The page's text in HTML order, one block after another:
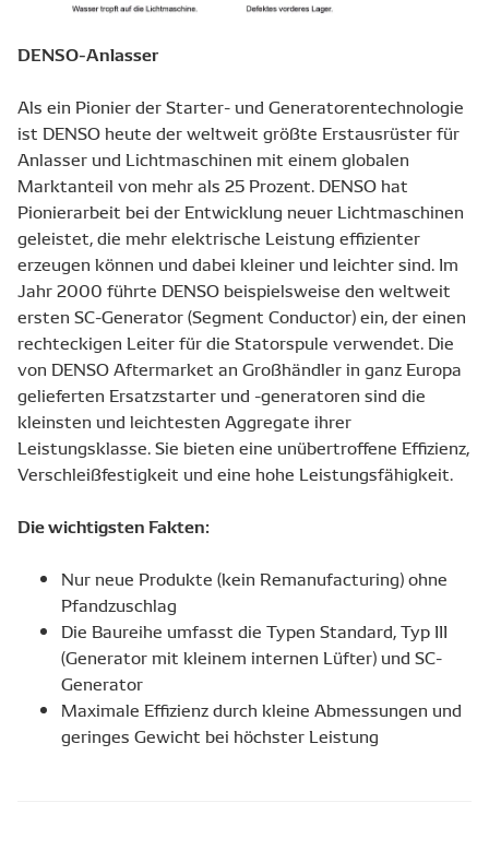
DENSO-Anlasser
Als ein Pionier der Starter- und Generatorentechnologie
ist DENSO heute der weltweit größte Erstausrüster für
Anlasser und Lichtmaschinen mit einem globalen
Marktanteil von mehr als 25 Prozent. DENSO hat
Pionierarbeit bei der Entwicklung neuer Lichtmaschinen
geleistet, die mehr elektrische Leistung effizienter
erzeugen können und dabei kleiner und leichter sind. Im
Jahr 2000 führte DENSO beispielsweise den weltweit
ersten SC-Generator (Segment Conductor) ein, der einen
rechteckigen Leiter für die Statorspule verwendet. Die
von DENSO Aftermarket an Großhändler in ganz Europa
gelieferten Ersatzstarter und -generatoren sind die
kleinsten und leichtesten Aggregate ihrer
Leistungsklasse. Sie bieten eine unübertroffene Effizienz,
Verschleißfestigkeit und eine hohe Leistungsfähigkeit.
Die wichtigsten Fakten:
Nur neue Produkte (kein Remanufacturing) ohne
Pfandzuschlag
Die Baureihe umfasst die Typen Standard, Typ III
(Generator mit kleinem internen Lüfter) und SC-
Generator
Maximale Effizienz durch kleine Abmessungen und
geringes Gewicht bei höchster Leistung